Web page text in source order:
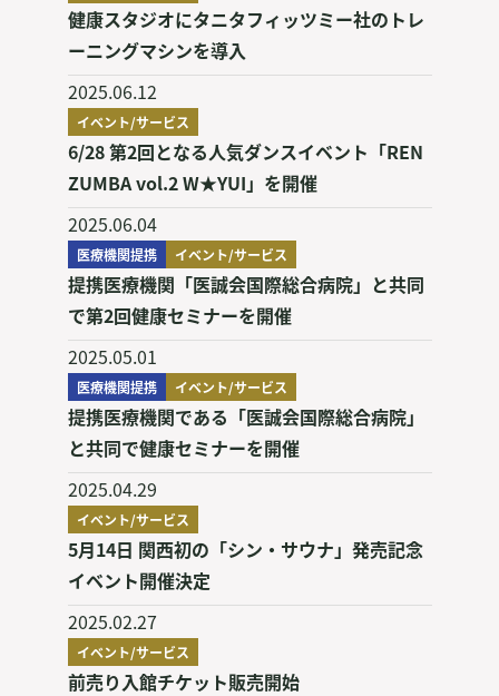
健康スタジオにタニタフィッツミー社のトレ
ーニングマシンを導入
2025.06.12
イベント/サービス
6/28 第2回となる人気ダンスイベント「REN
ZUMBA vol.2 W★YUI」を開催
2025.06.04
医療機関提携 イベント/サービス
提携医療機関「医誠会国際総合病院」と共同
で第2回健康セミナーを開催
2025.05.01
医療機関提携 イベント/サービス
提携医療機関である「医誠会国際総合病院」
と共同で健康セミナーを開催
2025.04.29
イベント/サービス
5月14日 関西初の「シン・サウナ」発売記念
イベント開催決定
2025.02.27
イベント/サービス
前売り入館チケット販売開始